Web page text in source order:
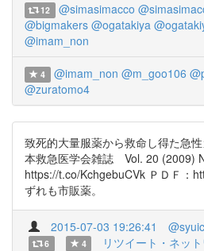
12 @simasimacco
@bigmakers @ogatakiya
@imam_non
4 @imam_non @m_goo106
@zuratomo4
致死的大量服薬から救命し得た急
本救急医学会雑誌 Vol. 20 (2009)
https://t.co/KchgebuCVk ＰＤＦ：
ずれも市販薬。
2015-07-03 19:26:41
6 4 リツイート・ネッ